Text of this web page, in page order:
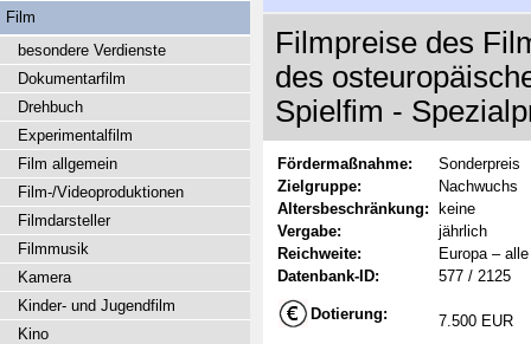
Filmpreise des
des
Spielfim -
Fördermaßnahme:
Sonderpreis
Zielgruppe:
Nachwuchs
Altersbeschränkung:
keine
Vergabe:
jährlich
Reichweite:
Europa –
Datenbank-ID:
577 / 2125
Dotierung: 7.500 EUR
Film
besondere Verdienste
Dokumentarfilm
Drehbuch
Experimentalfilm
Film allgemein
Film-/Videoproduktionen
Filmdarsteller
Filmmusik
Kamera
Kinder- und Jugendfilm
Kino